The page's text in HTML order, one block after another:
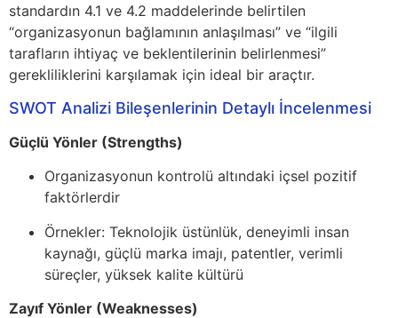
standardın 4.1 ve 4.2 maddelerinde belirtilen
“organizasyonun bağlamının anlaşılması” ve “ilgili
tarafların ihtiyaç ve beklentilerinin belirlenmesi”
gerekliliklerini karşılamak için ideal bir araçtır.
SWOT Analizi Bileşenlerinin Detaylı İncelenmesi
Güçlü Yönler (Strengths)
Organizasyonun kontrolü altındaki içsel pozitif
faktörlerdir
Örnekler: Teknolojik üstünlük, deneyimli insan
kaynağı, güçlü marka imajı, patentler, verimli
süreçler, yüksek kalite kültürü
Zayıf Yönler (Weaknesses)